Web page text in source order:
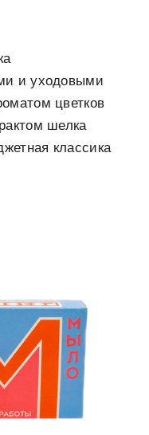
и уходовыми
цветков
шелка
классика